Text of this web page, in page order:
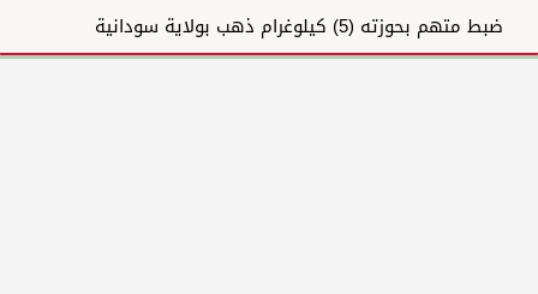
ضبط متهم بحوزته (5) كيلوغرام ذهب بولاية سودانية